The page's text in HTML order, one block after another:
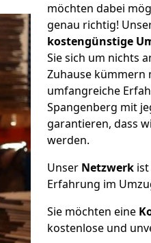
möchten dabei
genau richtig!
kostengünstige
Sie sich um nichts
Zuhause kümmern
umfangreiche
Spangenberg mit
garantieren, dass
werden.
Unser Netzwerk
Erfahrung im
Sie möchten eine
kostenlose und